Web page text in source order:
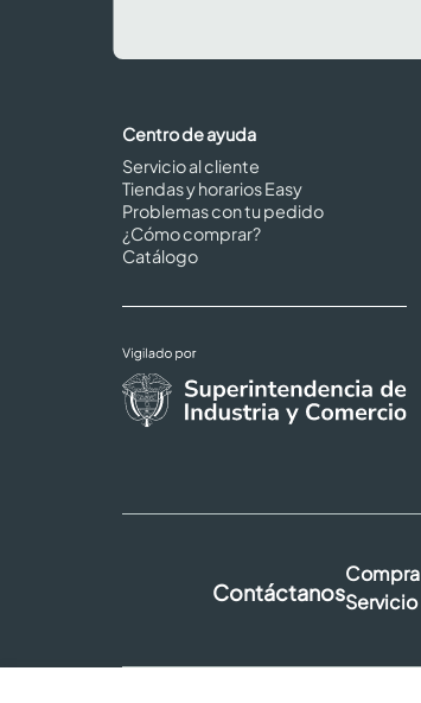
Centro de ayuda
Servicio al cliente
Tiendas y horarios Easy
Problemas con tu pedido
¿Cómo comprar?
Catálogo
Contáctanos